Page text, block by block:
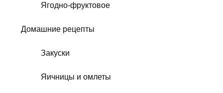
Ягодно-фруктовое
Домашние рецепты
Закуски
Яичницы и омлеты